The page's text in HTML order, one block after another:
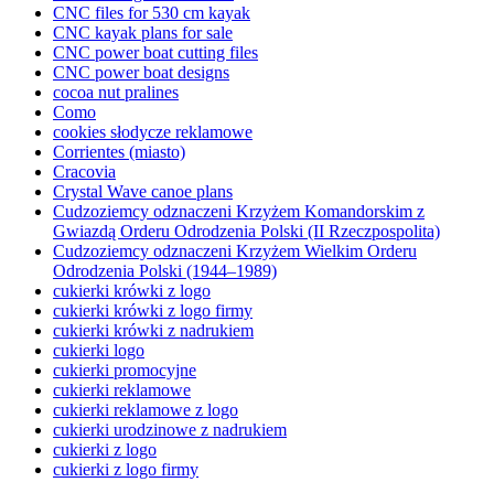
CNC files for 530 cm kayak
CNC kayak plans for sale
CNC power boat cutting files
CNC power boat designs
cocoa nut pralines
Como
cookies słodycze reklamowe
Corrientes (miasto)
Cracovia
Crystal Wave canoe plans
Cudzoziemcy odznaczeni Krzyżem Komandorskim z
Gwiazdą Orderu Odrodzenia Polski (II Rzeczpospolita)
Cudzoziemcy odznaczeni Krzyżem Wielkim Orderu
Odrodzenia Polski (1944–1989)
cukierki krówki z logo
cukierki krówki z logo firmy
cukierki krówki z nadrukiem
cukierki logo
cukierki promocyjne
cukierki reklamowe
cukierki reklamowe z logo
cukierki urodzinowe z nadrukiem
cukierki z logo
cukierki z logo firmy